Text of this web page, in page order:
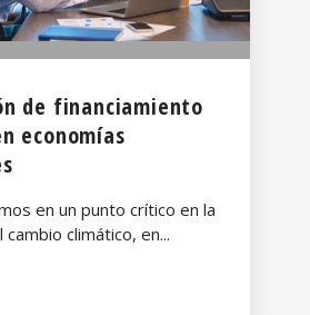
de financiamiento
economías
en un punto crítico en la
climático, en...